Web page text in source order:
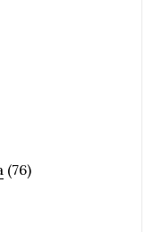
(76)